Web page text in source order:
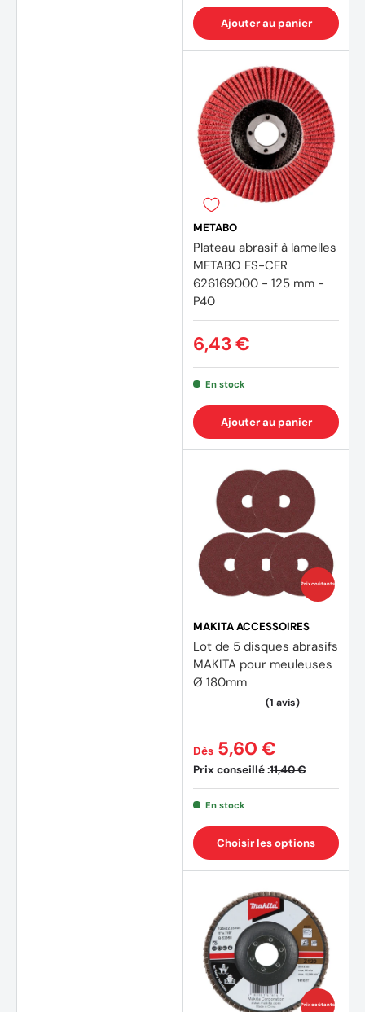
Ajouter au panier
METABO
Plateau abrasif à lamelles
METABO FS-CER
626169000 - 125 mm -
P40
6,43 €
En stock
Ajouter au panier
Prix coûtants
MAKITA ACCESSOIRES
Lot de 5 disques abrasifs
MAKITA pour meuleuses
Ø 180mm
Prix conseillé :11,40 €
Dès 5,60 €
En stock
Choisir les options
Prix coûtants